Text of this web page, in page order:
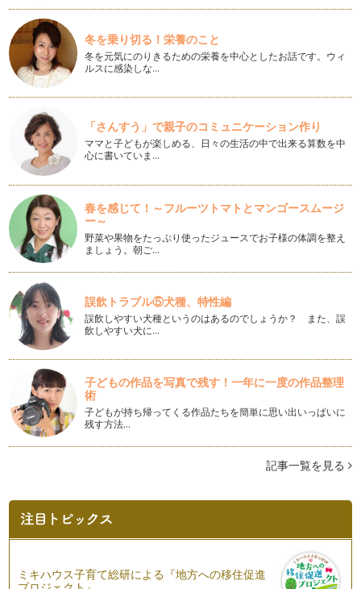
もうすぐ桃の節句、ひな祭りです。女の子がいるご家庭はお雛
様を飾り、おいしいお料理をつくりお…
球根を楽しもう！
日に日に太陽の日差しが明るくなってきて、暦の上ではもう
春！ 花屋さんの店先には球根…
バレンタインには花をそえて♪
年が明けたと思ったら、街中にはバレンタイングッズが並び始
め、ハートやピンク、赤が溢れていま…
お花の投げ入れを決めるにはこれ！
年が明けると、もうお花屋さんは春のお花が満載です。 お部
屋に春の柔らかい色合い、瑞…
ガーランドが１本あればクリスマス飾りはＯＫ！
もうクリスマスは目の前！ 一年で一番世の中が華やかになる
時ですね。 おうち…
クリスマス飾りといえば・・・、ツリーです！
クリスマスまであとひと月を切りましたね！ お部屋の中をク
リスマス仕様に飾ったり、ク…
クリスマス飾りを手作りで！～クリスマススワッグ～
１１月に入ったとたん、街はクリスマスモードに突入しまし
た。 いたるところがキラキラ…
花の飾り方～小さくても存在感を♪～
日が暮れるのも早くなって、葉っぱも色づき始めていますね。
今月末は、もうハロウィンです。 すっかり日本に溶け込んだ
行事ですね。 街中…
いつも使っているティーポット。 ちょっと使い方を変えて、
お花を活けてみましょう。 …
冬を乗り切る！栄養のこと
冬を元気にのりきるための栄養を中心としたお話です。ウィ
ルスに感染しな…
「さんすう」で親子のコミュニケーション作り
ママと子どもが楽しめる、日々の生活の中で出来る算数を中
心に書いていま…
春を感じて！～フルーツトマトとマンゴースムージ
ー～
野菜や果物をたっぷり使ったジュースでお子様の体調を整え
ましょう。朝ご…
誤飲トラブル⑤犬種、特性編
誤飲しやすい犬種というのはあるのでしょうか？ また、誤
飲しやすい犬に…
子どもの作品を写真で残す！一年に一度の作品整理
術
子どもが持ち帰ってくる作品たちを簡単に思い出いっぱいに
残す方法…
記事一覧を見る
ミキハウス子育て総研による『地方への移住促進